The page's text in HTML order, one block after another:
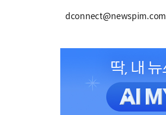
dconnect@newspim.com